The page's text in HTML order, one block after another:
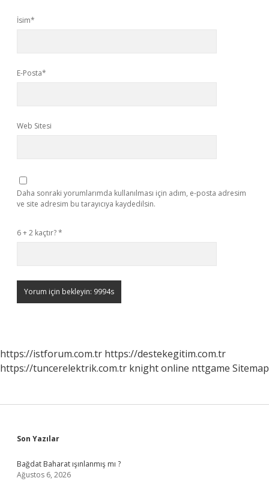
İsim*
E-Posta*
Web Sitesi
Daha sonraki yorumlarımda kullanılması için adım, e-posta adresim
ve site adresim bu tarayıcıya kaydedilsin.
6 + 2 kaçtır?*
https://istforum.com.tr https://destekegitim.com.tr
https://tuncerelektrik.com.tr knight online nttgame Sitemap
Sidebar
Son Yazılar
Bağdat Baharat ışınlanmış mı ?
Ağustos 6, 2026